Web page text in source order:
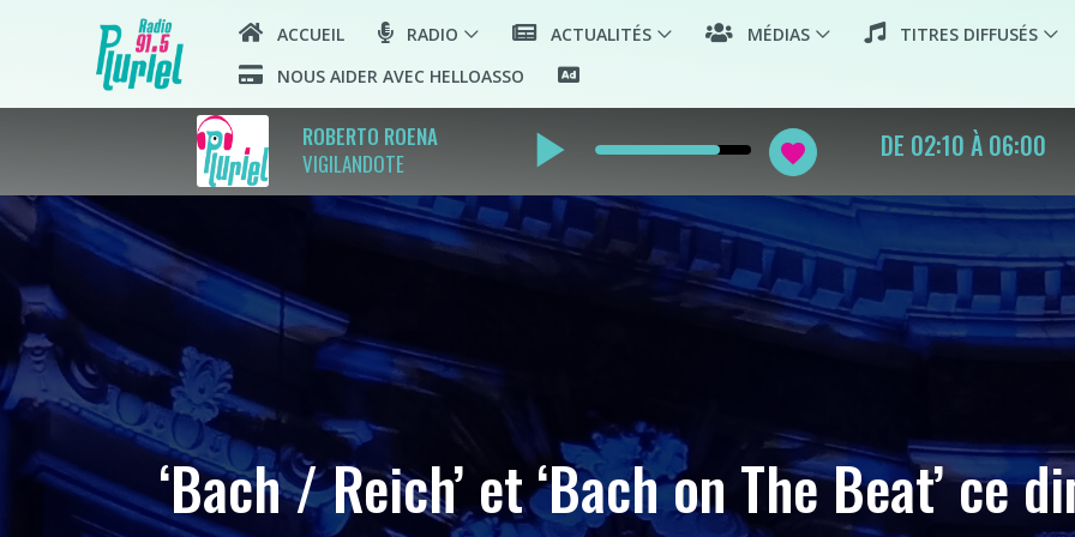
ACCUEIL RADIO ACTUALITÉS MÉDIAS TITRES DIFFUSÉS
NOUS AIDER AVEC HELLOASSO
ROBERTO ROENA
VIGILANDOTE
play_arrow favorite PLAYLIST WORLD
‘Bach / Reich’ et ‘Bach on The Beat’ ce